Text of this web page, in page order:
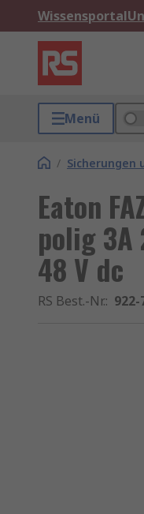
Wissensportal
Menü
/ Sicherungen
Eaton
polig 3A
48 V dc
RS Best.-Nr.: 922-